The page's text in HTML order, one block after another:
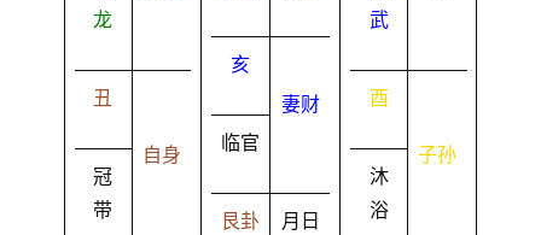
龙
丑
冠
带
自身
亥
临官
妻财
艮卦 月日
武
酉
沐
浴
子孙